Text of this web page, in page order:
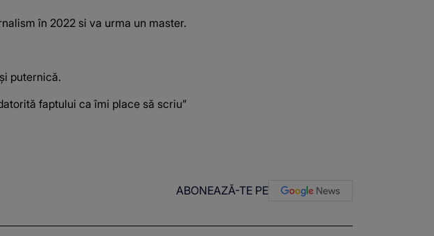
în 2022 si va urma un master.
puternică.
faptului ca îmi place să scriu”
ABONEAZĂ-TE PE